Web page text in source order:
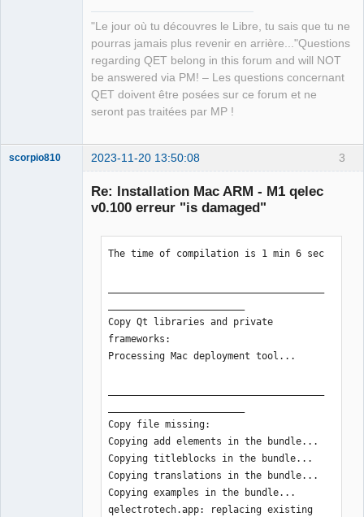
"Le jour où tu découvres le Libre, tu sais que tu ne
pourras jamais plus revenir en arrière..."Questions
regarding QET belong in this forum and will NOT
be answered via PM! – Les questions concernant
QET doivent être posées sur ce forum et ne
seront pas traitées par MP !
3
scorpio810 2023-11-20 13:50:08
Re: Installation Mac ARM - M1 qelec
v0.100 erreur "is damaged"
The time of compilation is 1 min 6 sec
Copy Qt libraries and private
frameworks:
Processing Mac deployment tool...
Copy file missing:
Copying add elements in the bundle...
Copying titleblocks in the bundle...
Copying translations in the bundle...
Copying examples in the bundle...
qelectrotech.app: replacing existing